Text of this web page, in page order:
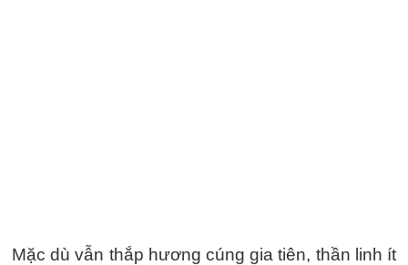
Mặc dù vẫn thắp hương cúng gia tiên, thần linh ít